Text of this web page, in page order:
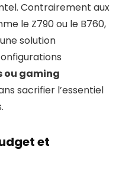
Contrairement aux
le Z790 ou le B760,
solution
ou gaming
sacrifier l’essentiel
et